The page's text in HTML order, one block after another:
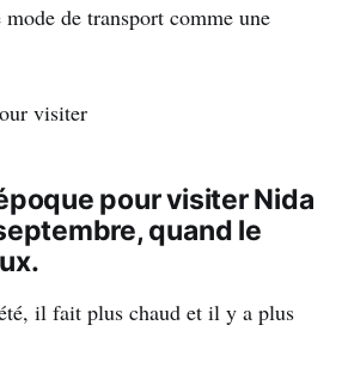
de transport comme une
visiter
pour visiter Nida
quand le
il fait plus chaud et il y a plus